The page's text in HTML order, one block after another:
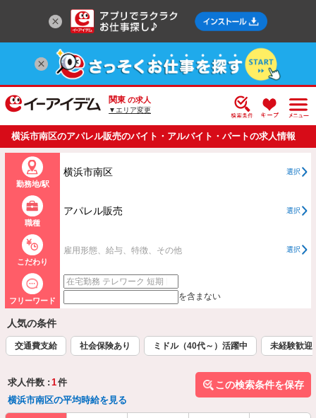
関東 の求人
▼エリア変更
横浜市南区のアパレル販売のバイト・アルバイト・パートの求人情報
一覧
勤務地/駅
横浜市南区 選択
職種
アパレル販売 選択
こだわり
雇用形態、給与、特徴、その他 選択
フリーワード を含まない
人気の条件
交通費支給 社会保険あり ミドル（40代～）活躍中 未経験歓迎
求人件数 : 1件
横浜市南区の平均時給を見る
この検索条件を保存